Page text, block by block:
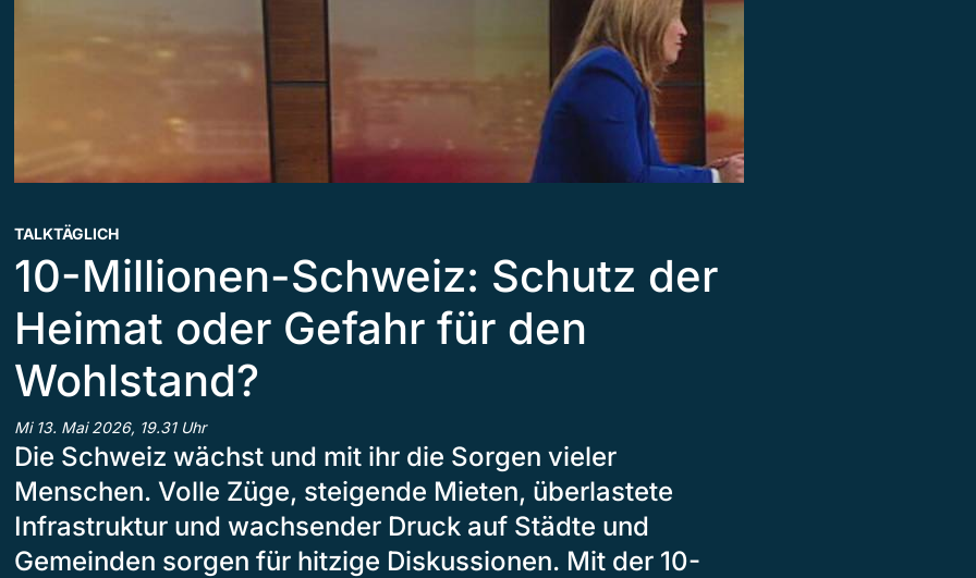
TALKTÄGLICH
10-Millionen-Schweiz: Schutz der
Heimat oder Gefahr für den
Wohlstand?
Mi 13. Mai 2026, 19.31 Uhr
Die Schweiz wächst und mit ihr die Sorgen vieler
Menschen. Volle Züge, steigende Mieten, überlastete
Infrastruktur und wachsender Druck auf Städte und
Gemeinden sorgen für hitzige Diskussionen. Mit der 10-